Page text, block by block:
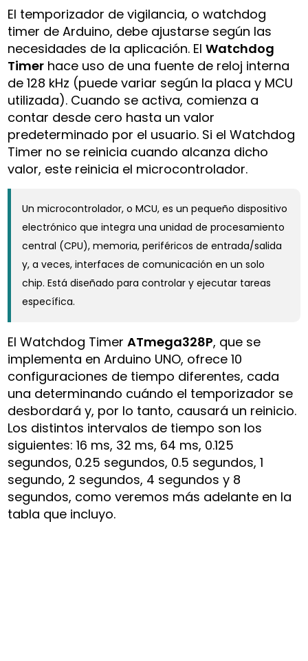
El temporizador de vigilancia, o watchdog
timer de Arduino, debe ajustarse según las
necesidades de la aplicación. ElWatchdog
Timer hace uso de una fuente de reloj interna
de 128 kHz (puede variar según la placa y MCU
utilizada). Cuando se activa, comienza a
contar desde cero hasta un valor
predeterminado por el usuario. Si el Watchdog
Timer no se reinicia cuando alcanza dicho
valor, este reinicia el microcontrolador.
Un microcontrolador, o MCU, es un pequeño dispositivo
electrónico que integra una unidad de procesamiento
central (CPU), memoria, periféricos de entrada/salida
y, a veces, interfaces de comunicación en un solo
chip. Está diseñado para controlar y ejecutar tareas
específica.
El Watchdog TimerATmega328P, que se
implementa en Arduino UNO, ofrece 10
configuraciones de tiempo diferentes, cada
una determinando cuándo el temporizador se
desbordará y, por lo tanto, causará un reinicio.
Los distintos intervalos de tiempo son los
siguientes: 16 ms, 32 ms, 64 ms, 0.125
segundos, 0.25 segundos, 0.5 segundos, 1
segundo, 2 segundos, 4 segundos y 8
segundos, como veremos más adelante en la
tabla que incluyo.